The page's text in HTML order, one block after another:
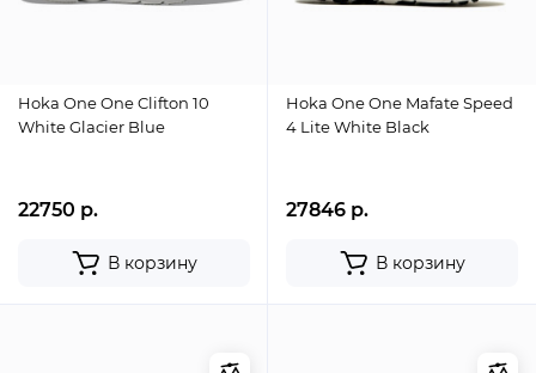
Hoka One One Clifton 10
White Glacier Blue
22750 р.
В корзину
Hoka One One Mafate Speed
4 Lite White Black
27846 р.
В корзину